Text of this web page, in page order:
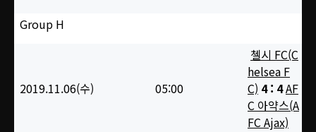
Group H
2019.11.06(수) 05:00
첼시 FC(C
helsea F
C) 4 : 4AF
C 아약스(A
FC Ajax)